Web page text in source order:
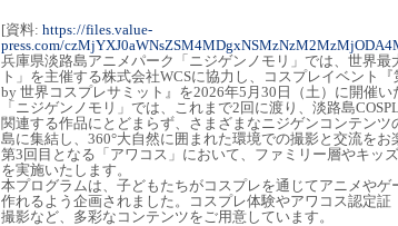
[資料: https://files.value-
press.com/
兵庫県淡路島アニメパーク「ニジゲンノモリ」では、世界
ト」を主催する株式会社WCSに協力し、コスプレイベント
by 世界コスプレサミット』を2026年5月30日（土）に開催い
「ニジゲンノモリ」では、これまで2回に渡り、淡路島
関連する作品にとどまらず、さまざまなニジゲンコンテン
島に集結し、360°大自然に囲まれた環境での撮影と交流をお
第3回目となる「アワコス」において、ファミリー層やキッ
を実施いたします。
本プログラムは、子どもたちがコスプレを通じてアニメや
作れるよう企画されました。コスプレ体験やアワコス認定
撮影など、多彩なコンテンツをご用意しています。